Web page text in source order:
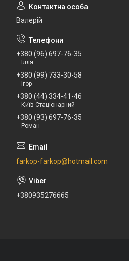
Валерій
+380 (96) 697-76-35
Ілля
+380 (99) 733-30-58
Ігор
+380 (44) 334-41-46
Київ Стаціонарний
+380 (93) 697-76-35
Роман
farkop-farkop@hotmail.com
+380935276665